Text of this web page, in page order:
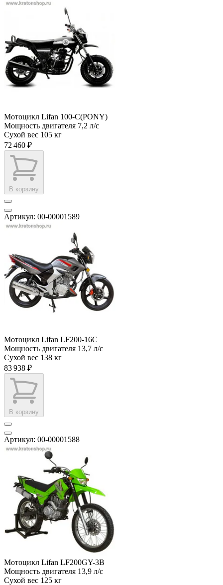
Мотоцикл Lifan 100-C(PONY)
Мощность двигателя 7,2 л/с
Сухой вес 105 кг
72 460 ₽
В корзину
Артикул: 00-00001589
Мотоцикл Lifan LF200-16C
Мощность двигателя 13,7 л/с
Сухой вес 138 кг
83 938 ₽
В корзину
Артикул: 00-00001588
Мотоцикл Lifan LF200GY-3B
Мощность двигателя 13,9 л/с
Сухой вес 125 кг